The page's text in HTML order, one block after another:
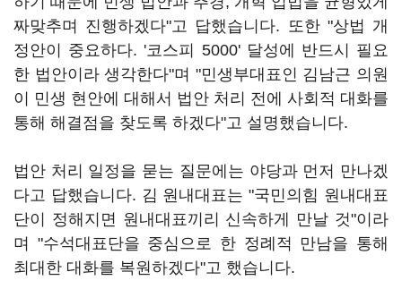
짜맞추며 진행하겠다"고 답했습니다. 또한 "상법 개
정안이 중요하다. '코스피 5000' 달성에 반드시 필요
한 법안이라 생각한다"며 "민생부대표인 김남근 의원
이 민생 현안에 대해서 법안 처리 전에 사회적 대화를
통해 해결점을 찾도록 하겠다"고 설명했습니다.
법안 처리 일정을 묻는 질문에는 야당과 먼저 만나겠
다고 답했습니다. 김 원내대표는 "국민의힘 원내대표
단이 정해지면 원내대표끼리 신속하게 만날 것"이라
며 "수석대표단을 중심으로 한 정례적 만남을 통해
최대한 대화를 복원하겠다"고 했습니다.